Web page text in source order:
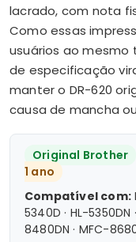
lacrado, com nota
Como essas
usuários ao mesmo
de especificação
manter o DR-620
causa de mancha
Original Brother
1 ano
Compatível com:
5340D · HL-5350DN
8480DN · MFC-